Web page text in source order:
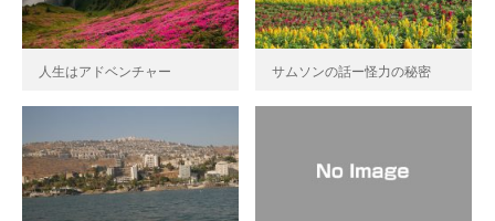
人生はアドベンチャー サムソンの話ー怪力の秘密